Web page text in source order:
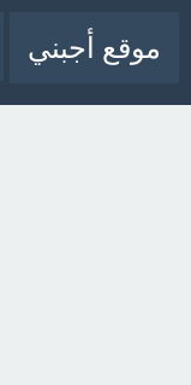
موقع أجبني